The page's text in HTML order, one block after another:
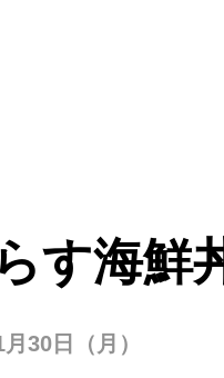
す海鮮
30日（月）